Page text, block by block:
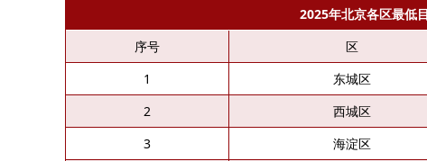
2025年北京各区最低
序号
区
1
东城区
2
西城区
3
海淀区